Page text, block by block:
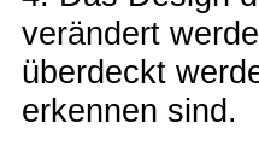
verändert
überdeckt
erkennen sind.